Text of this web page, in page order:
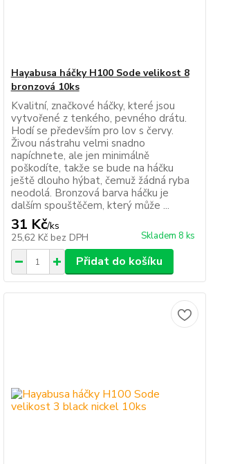
Hayabusa háčky H100 Sode velikost 8
bronzová 10ks
Kvalitní, značkové háčky, které jsou
vytvořené z tenkého, pevného drátu.
Hodí se především pro lov s červy.
Živou nástrahu velmi snadno
napíchnete, ale jen minimálně
poškodíte, takže se bude na háčku
ještě dlouho hýbat, čemuž žádná ryba
neodolá. Bronzová barva háčku je
dalším spouštěčem, který může ...
31 Kč/ks
25,62 Kč bez DPH Skladem 8 ks
Přidat do košíku